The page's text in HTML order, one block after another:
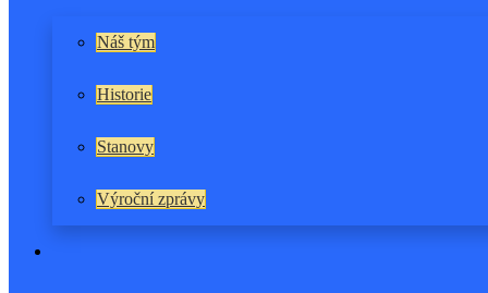
Náš tým
Historie
Stanovy
Výroční zprávy